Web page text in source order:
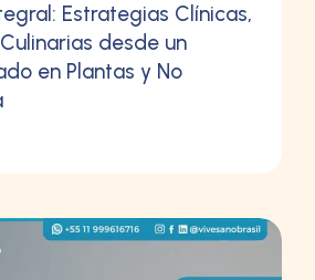
Estrategias Clínicas,
desde un
en Plantas y No